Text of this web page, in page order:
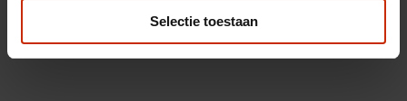
Selectie toestaan